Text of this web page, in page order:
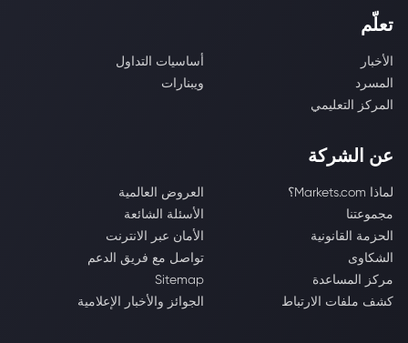
تعلّم
الأخبار
أساسيات التداول
المسرد
ويبنارات
المركز التعليمي
عن الشركة
لماذا Markets.com؟
العروض العالمية
مجموعتنا
الأسئلة الشائعة
الحزمة القانونية
الأمان عبر الانترنت
الشكاوى
تواصل مع فريق الدعم
مركز المساعدة
Sitemap
كشف ملفات الارتباط
الجوائز والأخبار الإعلامية